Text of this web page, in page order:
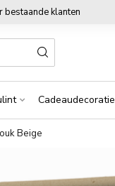
klanten
Cadeaudecoratie
Beige